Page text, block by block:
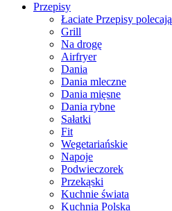
Przepisy
Łaciate Przepisy polecają
Grill
Na drogę
Airfryer
Dania
Dania mleczne
Dania mięsne
Dania rybne
Sałatki
Fit
Wegetariańskie
Napoje
Podwieczorek
Przekąski
Kuchnie świata
Kuchnia Polska